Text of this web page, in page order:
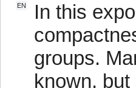
EN
In this
groups.
known,